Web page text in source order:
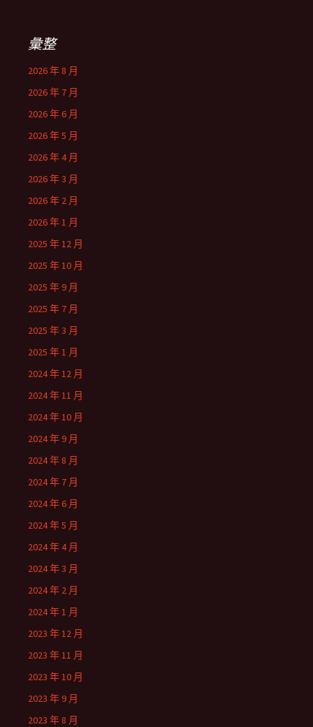
彙整
2026 年 8 月
2026 年 7 月
2026 年 6 月
2026 年 5 月
2026 年 4 月
2026 年 3 月
2026 年 2 月
2026 年 1 月
2025 年 12 月
2025 年 10 月
2025 年 9 月
2025 年 7 月
2025 年 3 月
2025 年 1 月
2024 年 12 月
2024 年 11 月
2024 年 10 月
2024 年 9 月
2024 年 8 月
2024 年 7 月
2024 年 6 月
2024 年 5 月
2024 年 4 月
2024 年 3 月
2024 年 2 月
2024 年 1 月
2023 年 12 月
2023 年 11 月
2023 年 10 月
2023 年 9 月
2023 年 8 月